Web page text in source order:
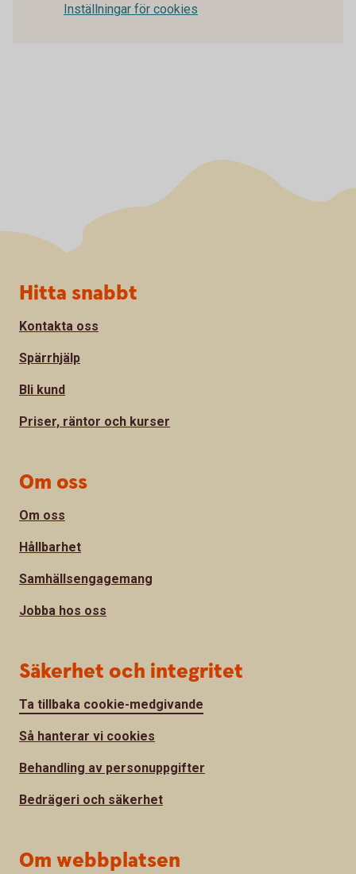
Inställningar för cookies
Sidfot
Hitta snabbt
Kontakta oss
Spärrhjälp
Bli kund
Priser, räntor och kurser
Om oss
Om oss
Hållbarhet
Samhällsengagemang
Jobba hos oss
Säkerhet och integritet
Ta tillbaka cookie-medgivande
Så hanterar vi cookies
Behandling av personuppgifter
Bedrägeri och säkerhet
Om webbplatsen